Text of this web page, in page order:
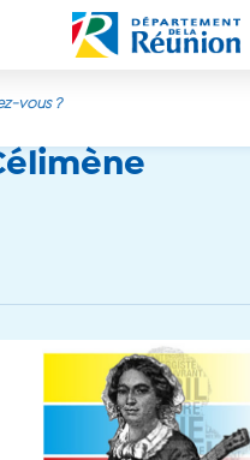
principal